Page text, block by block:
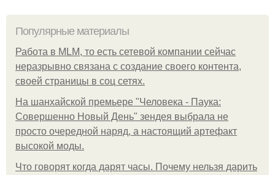
Популярные материалы
Работа в MLM, то есть сетевой компании сейчас
неразрывно связана с создание своего контента,
своей страницы в соц сетях.
На шанхайской премьере "Человека - Паука:
Совершенно Новый День" зендея выбрала не
просто очередной наряд, а настоящий артефакт
высокой моды.
Что говорят когда дарят часы. Почему нельзя дарить